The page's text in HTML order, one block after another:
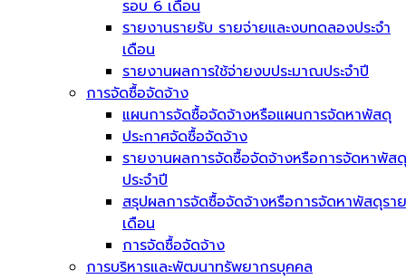
รอบ 6 เดือน
รายงานรายรับ รายจ่ายและงบทดลองประจำ
เดือน
รายงานผลการใช้จ่ายงบประมาณประจำปี
การจัดซื้อจัดจ้าง
แผนการจัดซื้อจัดจ้างหรือแผนการจัดหาพัสดุ
ประกาศจัดซื้อจัดจ้าง
รายงานผลการจัดซื้อจัดจ้างหรือการจัดหาพัสดุ
ประจำปี
สรุปผลการจัดซื้อจัดจ้างหรือการจัดหาพัสดุราย
เดือน
การจัดซื้อจัดจ้าง
การบริหารและพัฒนาทรัพยากรบุคคล